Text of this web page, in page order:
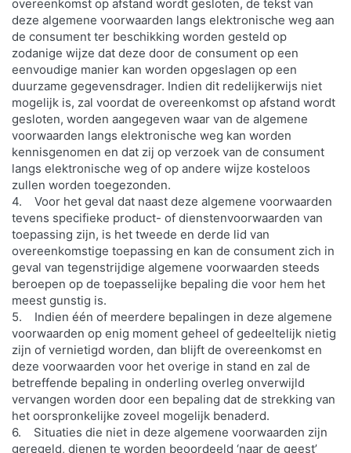
overeenkomst op afstand wordt gesloten, de tekst van
deze algemene voorwaarden langs elektronische weg aan
de consument ter beschikking worden gesteld op
zodanige wijze dat deze door de consument op een
eenvoudige manier kan worden opgeslagen op een
duurzame gegevensdrager. Indien dit redelijkerwijs niet
mogelijk is, zal voordat de overeenkomst op afstand wordt
gesloten, worden aangegeven waar van de algemene
voorwaarden langs elektronische weg kan worden
kennisgenomen en dat zij op verzoek van de consument
langs elektronische weg of op andere wijze kosteloos
zullen worden toegezonden.
4. Voor het geval dat naast deze algemene voorwaarden
tevens specifieke product- of dienstenvoorwaarden van
toepassing zijn, is het tweede en derde lid van
overeenkomstige toepassing en kan de consument zich in
geval van tegenstrijdige algemene voorwaarden steeds
beroepen op de toepasselijke bepaling die voor hem het
meest gunstig is.
5. Indien één of meerdere bepalingen in deze algemene
voorwaarden op enig moment geheel of gedeeltelijk nietig
zijn of vernietigd worden, dan blijft de overeenkomst en
deze voorwaarden voor het overige in stand en zal de
betreffende bepaling in onderling overleg onverwijld
vervangen worden door een bepaling dat de strekking van
het oorspronkelijke zoveel mogelijk benaderd.
6. Situaties die niet in deze algemene voorwaarden zijn
geregeld, dienen te worden beoordeeld ‘naar de geest’